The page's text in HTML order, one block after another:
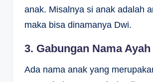
anak. Misalnya si anak adalah
maka bisa dinamanya Dwi.
3. Gabungan Nama
Ada nama anak yang